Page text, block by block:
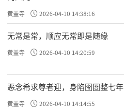
黄盖寺 2026-04-10 14:38:16
无常是常，顺应无常即是随缘
黄盖寺 2026-04-10 14:20:59
恶念希求尊者迎，身陷囹圄整七年
黄盖寺 2026-04-10 14:14:55